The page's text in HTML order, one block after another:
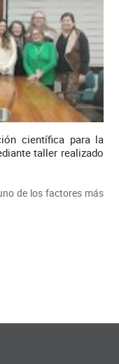
científica para la
taller realizado
de los factores más